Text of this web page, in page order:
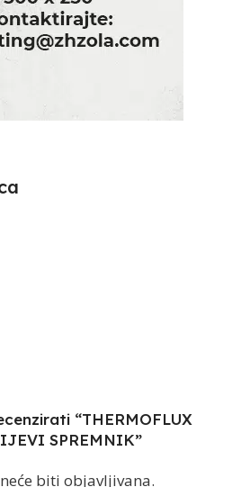
“THERMOFLUX
SPREMNIK”
biti objavljivana.